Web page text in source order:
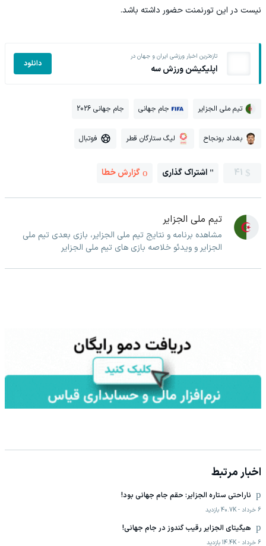
نیست در این تورنمنت حضور داشته باشد.
تازه‌ترین اخبار ورزشی ایران و جهان در
اپلیکیشن ورزش سه دانلود
تیم ملی الجزایر جام جهانی جام جهانی 2026
بغداد بونجاح لیگ ستارگان قطر فوتبال
41 اشتراک گذاری گزارش خطا
تیم ملی الجزایر
مشاهده برنامه و نتایج تیم ملی الجزایر، بازی بعدی تیم ملی
الجزایر و ویدئو خلاصه بازی های تیم ملی الجزایر
اخبار مرتبط
ناراحتی ستاره الجزایر: حقم جام جهانی بود!
6 خرداد -
40.7K بازدید
هیگیتای الجزایر رقیب گندوز در جام جهانی!
6 خرداد -
14.4K بازدید